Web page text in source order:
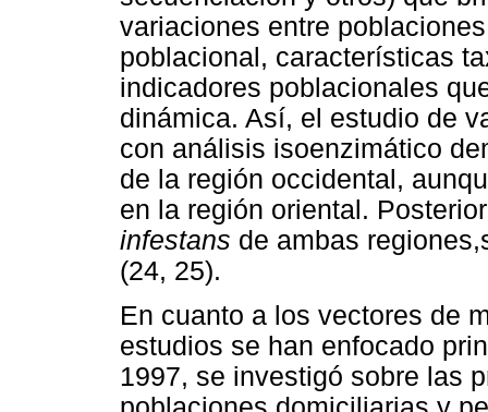
variaciones entre
poblacional, características
indicadores poblacionales
dinámica. Así, el estudio de
con análisis isoenzimático
de la región occidental,
en la región oriental.
infestans de ambas
(24, 25).
En cuanto a los vectores de
estudios se han enfocado
1997, se investigó sobre las